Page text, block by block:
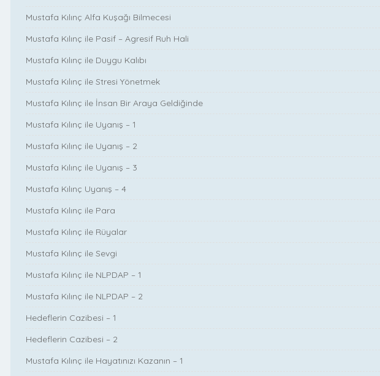
Mustafa Kılınç Alfa Kuşağı Bilmecesi
Mustafa Kılınç ile Pasif – Agresif Ruh Hali
Mustafa Kılınç ile Duygu Kalıbı
Mustafa Kılınç ile Stresi Yönetmek
Mustafa Kılınç ile İnsan Bir Araya Geldiğinde
Mustafa Kılınç ile Uyanış – 1
Mustafa Kılınç ile Uyanış – 2
Mustafa Kılınç ile Uyanış – 3
Mustafa Kılınç Uyanış – 4
Mustafa Kılınç ile Para
Mustafa Kılınç ile Rüyalar
Mustafa Kılınç ile Sevgi
Mustafa Kılınç ile NLPDAP – 1
Mustafa Kılınç ile NLPDAP – 2
Hedeflerin Cazibesi – 1
Hedeflerin Cazibesi – 2
Mustafa Kılınç ile Hayatınızı Kazanın – 1